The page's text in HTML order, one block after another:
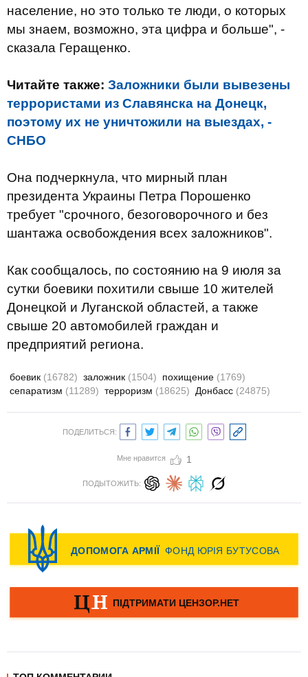
население, но это только те люди, о которых
мы знаем, возможно, эта цифра и больше", -
сказала Геращенко.
Читайте также: Заложники были вывезены
террористами из Славянска на Донецк,
поэтому их не уничтожили на выездах, -
СНБО
Она подчеркнула, что мирный план
президента Украины Петра Порошенко
требует "срочного, безоговорочного и без
шантажа освобождения всех заложников".
Как сообщалось, по состоянию на 9 июля за
сутки боевики похитили свыше 10 жителей
Донецкой и Луганской областей, а также
свыше 20 автомобилей граждан и
предприятий региона.
боевик (16782) заложник (1504) похищение (1769)
сепаратизм (11289) терроризм (18625) Донбасс (24875)
ПОДЕЛИТЬСЯ:
Мне нравится 1
ПОДЫТОЖИТЬ: